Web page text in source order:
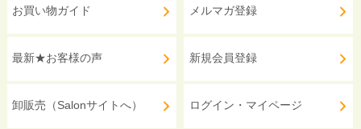
お買い物ガイド
最新★お客様の声
卸販売（Salonサイトへ）
メルマガ登録
新規会員登録
ログイン・マイページ